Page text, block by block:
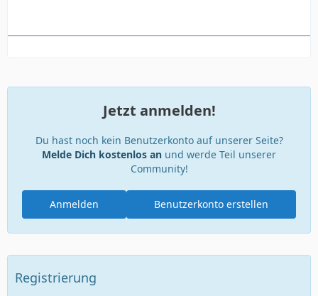
Jetzt anmelden!
Du hast noch kein Benutzerkonto auf unserer Seite?
Melde Dich kostenlos an und werde Teil unserer
Community!
Benutzerkonto erstellen
Anmelden
Registrierung